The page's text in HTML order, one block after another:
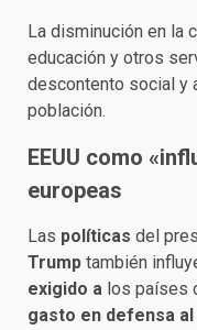
La disminución en la
educación y otros
descontento social y
población.
EEUU como
europeas
Las políticas del
Trump también
exigido a los países
gasto en defensa al